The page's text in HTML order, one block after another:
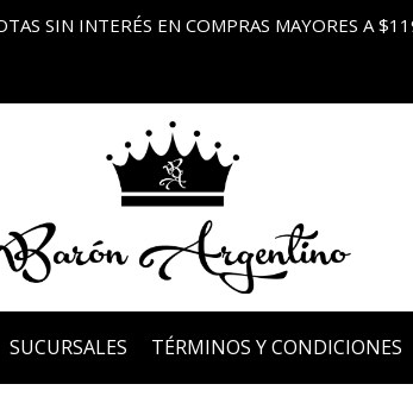
SIN INTERÉS EN COMPRAS MAYORES A
SUCURSALES TÉRMINOS Y CONDICIONES